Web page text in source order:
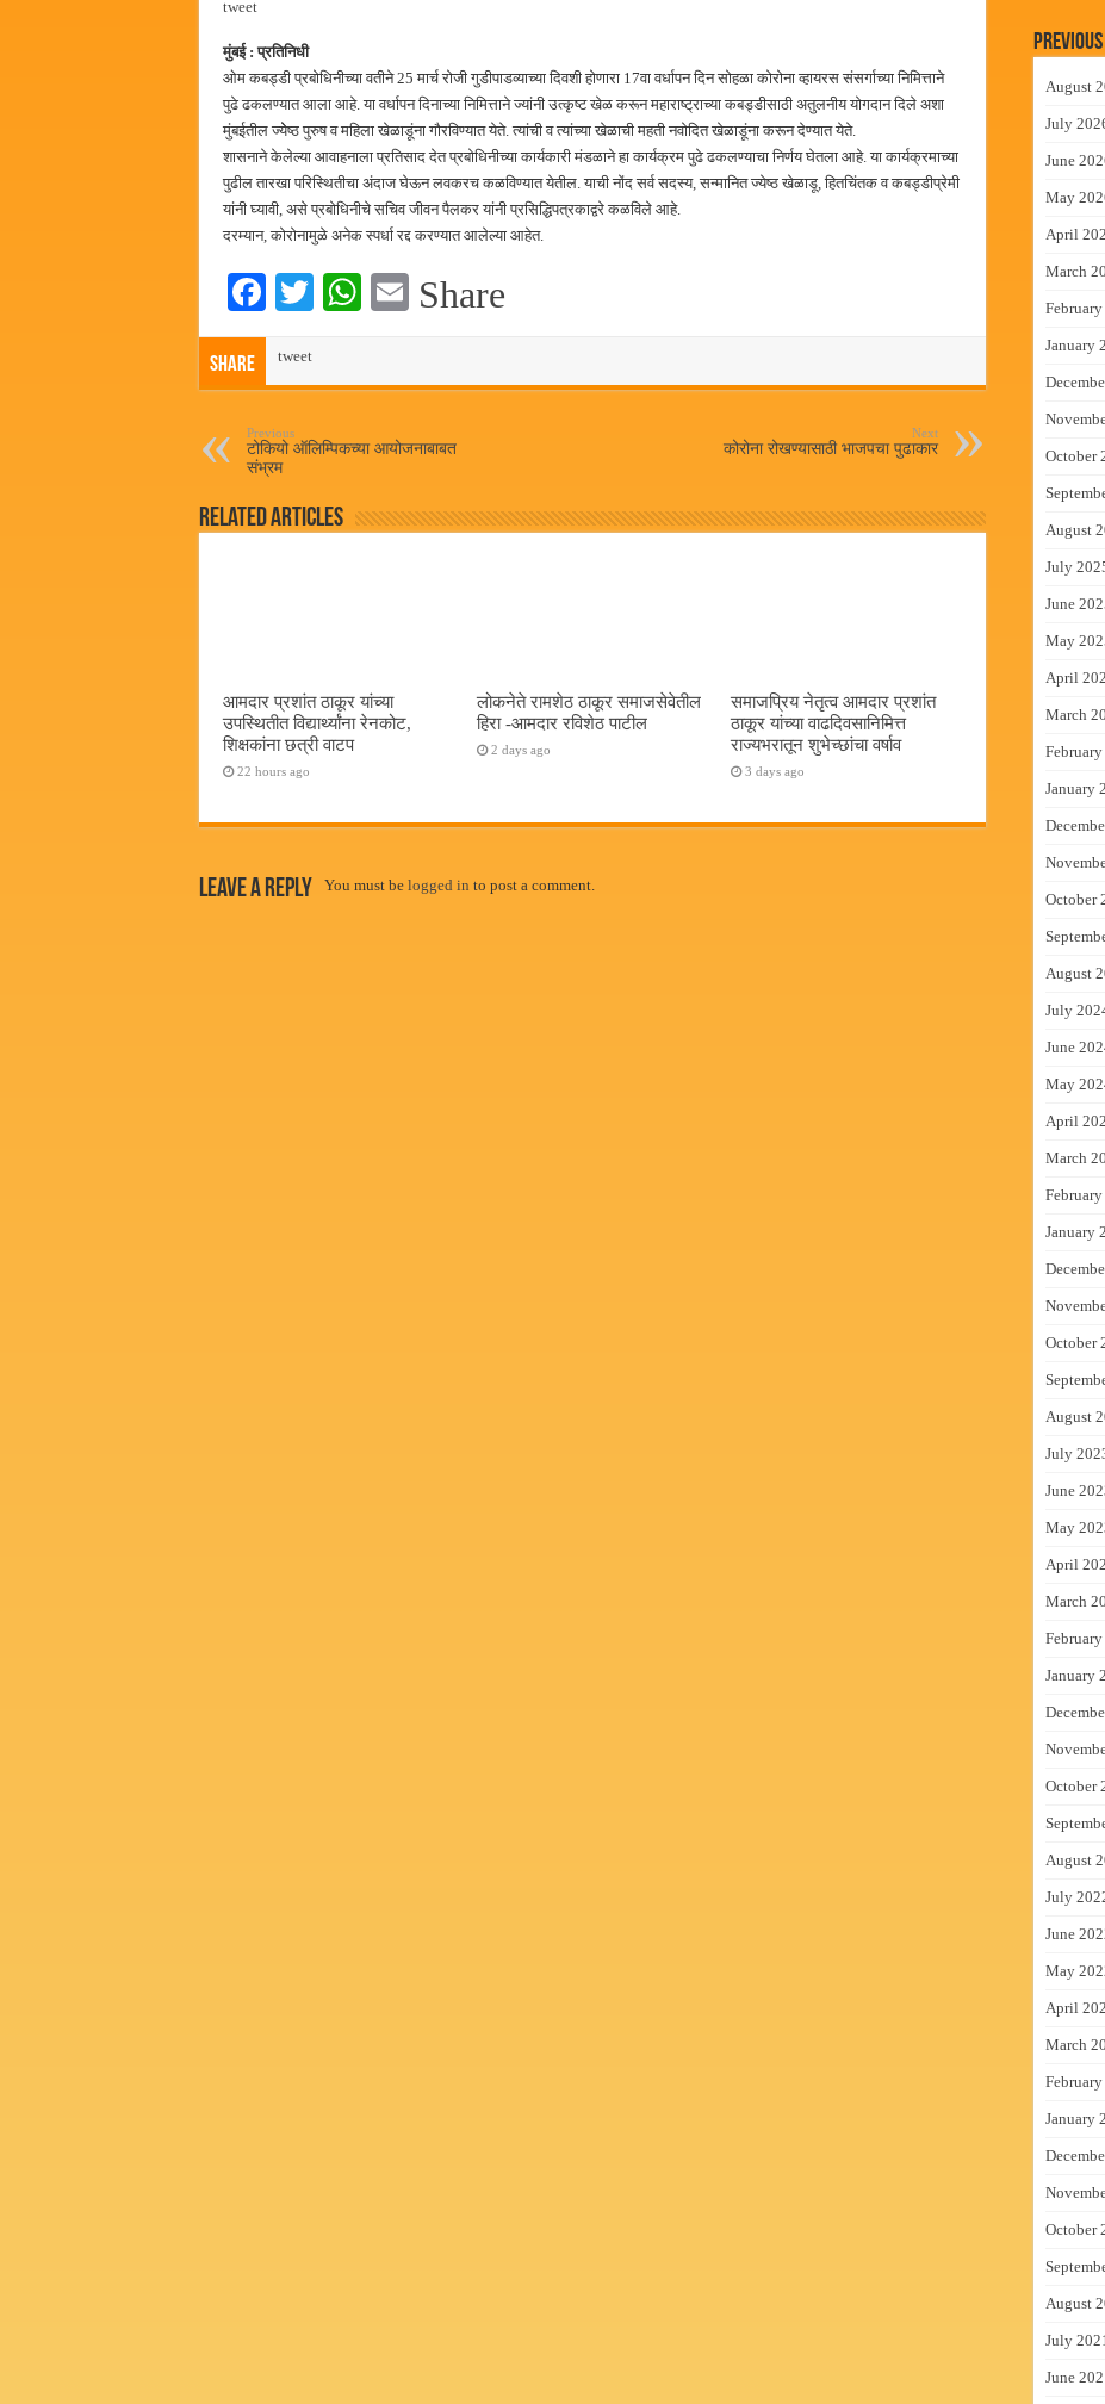
कामोठे येथे समाजोपयोगी वस्तूंच्या वाटपाचा उपक्रम
छत्रपती शिवाजी महाराज महाराजस्व समाधान शिबिरास पनवेलमध्ये उत्स्फूर्त प्रतिसाद
tweet
मुंबई : प्रतिनिधी
ओम कबड्डी प्रबोधिनीच्या वतीने 25 मार्च रोजी गुडीपाडव्याच्या दिवशी होणारा 17वा वर्धापन दिन सोहळा कोरोना व्हायरस संसर्गाच्या निमित्ताने
पुढे ढकलण्यात आला आहे. या वर्धापन दिनाच्या निमित्ताने ज्यांनी उत्कृष्ट खेळ करून महाराष्ट्राच्या कबड्डीसाठी अतुलनीय योगदान दिले अशा
मुंबईतील ज्येेष्ठ पुरुष व महिला खेळाडूंना गौरविण्यात येते. त्यांची व त्यांच्या खेळाची महती नवोदित खेळाडूंना करून देण्यात येते.
शासनाने केलेल्या आवाहनाला प्रतिसाद देत प्रबोधिनीच्या कार्यकारी मंडळाने हा कार्यक्रम पुढे ढकलण्याचा निर्णय घेतला आहे. या कार्यक्रमाच्या
पुढील तारखा परिस्थितीचा अंदाज घेऊन लवकरच कळविण्यात येतील. याची नोंद सर्व सदस्य, सन्मानित ज्येष्ठ खेळाडू, हितचिंतक व कबड्डीप्रेमी
यांनी घ्यावी, असे प्रबोधिनीचे सचिव जीवन पैलकर यांनी प्रसिद्धिपत्रकाद्वरे कळविले आहे.
दरम्यान, कोरोनामुळे अनेक स्पर्धा रद्द करण्यात आलेल्या आहेत.
Fa
bo
ok
T
r
W
A
pp
E
Share
Share tweet
Previous
टोकियो ऑलिम्पिकच्या आयोजनाबाबत
संभ्रम
Next
कोरोना रोखण्यासाठी भाजपचा पुढाकार
Related Articles
आमदार प्रशांत ठाकूर यांच्या
उपस्थितीत विद्यार्थ्यांना रेनकोट,
शिक्षकांना छत्री वाटप
22 hours ago
लोकनेते रामशेठ ठाकूर समाजसेवेतील
हिरा -आमदार रविशेठ पाटील
2 days ago
समाजप्रिय नेतृत्व आमदार प्रशांत
ठाकूर यांच्या वाढदिवसानिमित्त
राज्यभरातून शुभेच्छांचा वर्षाव
3 days ago
Leave a Reply You must be logged in to post a comment.
August
July
June
May
April
March
January
October
August
July
June
May
April
March
January
October
August
July
June
May
April
March
January
October
August
July
June
May
April
March
January
October
August
July
June
May
April
March
January
October
August
July
June